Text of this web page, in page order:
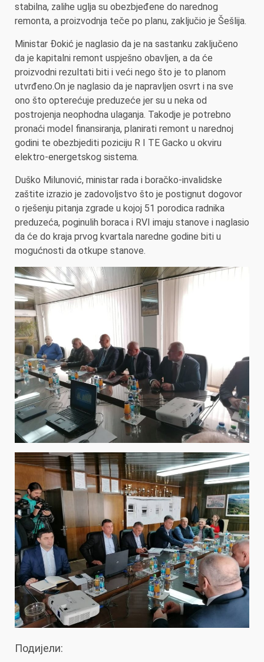
stabilna, zalihe uglja su obezbjeđene do narednog
remonta, a proizvodnja teče po planu, zaključio je Šešlija.
Ministar Đokić je naglasio da je na sastanku zaključeno
da je kapitalni remont uspješno obavljen, a da će
proizvodni rezultati biti i veći nego što je to planom
utvrđeno.On je naglasio da je napravljen osvrt i na sve
ono što opterećuje preduzeće jer su u neka od
postrojenja neophodna ulaganja. Takodje je potrebno
pronaći model finansiranja, planirati remont u narednoj
godini te obezbjediti poziciju R I TE Gacko u okviru
elektro-energetskog sistema.
Duško Milunović, ministar rada i boračko-invalidske
zaštite izrazio je zadovoljstvo što je postignut dogovor
o rješenju pitanja zgrade u kojoj 51 porodica radnika
preduzeća, poginulih boraca i RVI imaju stanove i naglasio
da će do kraja prvog kvartala naredne godine biti u
mogućnosti da otkupe stanove.
Подијели: